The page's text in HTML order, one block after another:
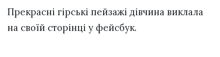
Прекрасні гірські пейзажі дівчина виклала
на своїй сторінці у фейсбук.